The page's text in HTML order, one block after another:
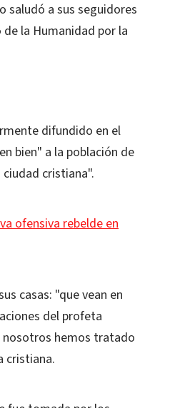
saludó a sus seguidores
la Humanidad por la
difundido en el
bien" a la población de
cristiana".
ofensiva rebelde en
casas: "que vean en
del profeta
nosotros hemos tratado
cristiana.